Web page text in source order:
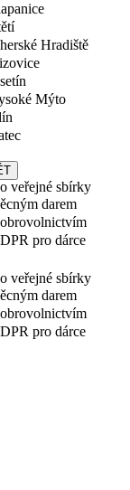
Hradiště
Mýto
veřejné sbírky
darem
pro dárce
veřejné sbírky
darem
pro dárce